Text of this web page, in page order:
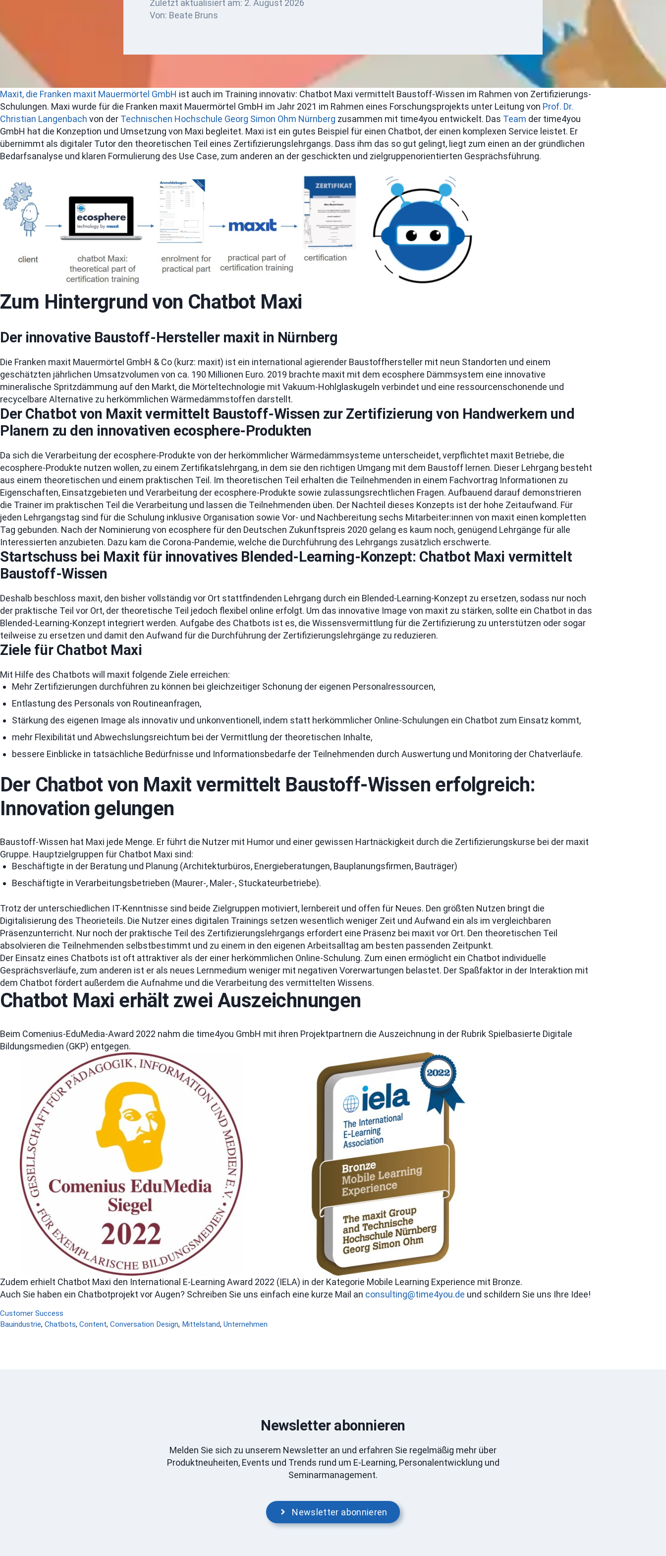
Zuletzt aktualisiert am: 2. August 2026
Von: Beate Bruns
Maxit, die Franken maxit Mauermörtel GmbH ist auch im Training innovativ: Chatbot Maxi vermittelt Baustoff-Wissen im Rahmen von Zertifizierungs-
Schulungen. Maxi wurde für die Franken maxit Mauermörtel GmbH im Jahr 2021 im Rahmen eines Forschungsprojekts unter Leitung von Prof. Dr.
Christian Langenbach von der Technischen Hochschule Georg Simon Ohm Nürnberg zusammen mit time4you entwickelt. Das Team der time4you
GmbH hat die Konzeption und Umsetzung von Maxi begleitet. Maxi ist ein gutes Beispiel für einen Chatbot, der einen komplexen Service leistet. Er
übernimmt als digitaler Tutor den theoretischen Teil eines Zertifizierungslehrgangs. Dass ihm das so gut gelingt, liegt zum einen an der gründlichen
Bedarfsanalyse und klaren Formulierung des Use Case, zum anderen an der geschickten und zielgruppenorientierten Gesprächsführung.
Zum Hintergrund von Chatbot Maxi
Der innovative Baustoff-Hersteller maxit in Nürnberg
Die Franken maxit Mauermörtel GmbH & Co (kurz: maxit) ist ein international agierender Baustoffhersteller mit neun Standorten und einem
geschätzten jährlichen Umsatzvolumen von ca. 190 Millionen Euro. 2019 brachte maxit mit dem ecosphere Dämmsystem eine innovative
mineralische Spritzdämmung auf den Markt, die Mörteltechnologie mit Vakuum-Hohlglaskugeln verbindet und eine ressourcenschonende und
recycelbare Alternative zu herkömmlichen Wärmedämmstoffen darstellt.
Der Chatbot von Maxit vermittelt Baustoff-Wissen zur Zertifizierung von Handwerkern und
Planern zu den innovativen ecosphere-Produkten
Da sich die Verarbeitung der ecosphere-Produkte von der herkömmlicher Wärmedämmsysteme unterscheidet, verpflichtet maxit Betriebe, die
ecosphere-Produkte nutzen wollen, zu einem Zertifikatslehrgang, in dem sie den richtigen Umgang mit dem Baustoff lernen. Dieser Lehrgang besteht
aus einem theoretischen und einem praktischen Teil. Im theoretischen Teil erhalten die Teilnehmenden in einem Fachvortrag Informationen zu
Eigenschaften, Einsatzgebieten und Verarbeitung der ecosphere-Produkte sowie zulassungsrechtlichen Fragen. Aufbauend darauf demonstrieren
die Trainer im praktischen Teil die Verarbeitung und lassen die Teilnehmenden üben. Der Nachteil dieses Konzepts ist der hohe Zeitaufwand. Für
jeden Lehrgangstag sind für die Schulung inklusive Organisation sowie Vor- und Nachbereitung sechs Mitarbeiter:innen von maxit einen kompletten
Tag gebunden. Nach der Nominierung von ecosphere für den Deutschen Zukunftspreis 2020 gelang es kaum noch, genügend Lehrgänge für alle
Interessierten anzubieten. Dazu kam die Corona-Pandemie, welche die Durchführung des Lehrgangs zusätzlich erschwerte.
Startschuss bei Maxit für innovatives Blended-Learning-Konzept: Chatbot Maxi vermittelt
Baustoff-Wissen
Deshalb beschloss maxit, den bisher vollständig vor Ort stattfindenden Lehrgang durch ein Blended-Learning-Konzept zu ersetzen, sodass nur noch
der praktische Teil vor Ort, der theoretische Teil jedoch flexibel online erfolgt. Um das innovative Image von maxit zu stärken, sollte ein Chatbot in das
Blended-Learning-Konzept integriert werden. Aufgabe des Chatbots ist es, die Wissensvermittlung für die Zertifizierung zu unterstützen oder sogar
teilweise zu ersetzen und damit den Aufwand für die Durchführung der Zertifizierungslehrgänge zu reduzieren.
Ziele für Chatbot Maxi
Mit Hilfe des Chatbots will maxit folgende Ziele erreichen:
Mehr Zertifizierungen durchführen zu können bei gleichzeitiger Schonung der eigenen Personalressourcen,
Entlastung des Personals von Routineanfragen,
Stärkung des eigenen Image als innovativ und unkonventionell, indem statt herkömmlicher Online-Schulungen ein Chatbot zum Einsatz kommt,
mehr Flexibilität und Abwechslungsreichtum bei der Vermittlung der theoretischen Inhalte,
bessere Einblicke in tatsächliche Bedürfnisse und Informationsbedarfe der Teilnehmenden durch Auswertung und Monitoring der Chatverläufe.
Der Chatbot von Maxit vermittelt Baustoff-Wissen erfolgreich:
Innovation gelungen
Baustoff-Wissen hat Maxi jede Menge. Er führt die Nutzer mit Humor und einer gewissen Hartnäckigkeit durch die Zertifizierungskurse bei der maxit
Gruppe. Hauptzielgruppen für Chatbot Maxi sind:
Beschäftigte in der Beratung und Planung (Architekturbüros, Energieberatungen, Bauplanungsfirmen, Bauträger)
Beschäftigte in Verarbeitungsbetrieben (Maurer-, Maler-, Stuckateurbetriebe).
Trotz der unterschiedlichen IT-Kenntnisse sind beide Zielgruppen motiviert, lernbereit und offen für Neues. Den größten Nutzen bringt die
Digitalisierung des Theorieteils. Die Nutzer eines digitalen Trainings setzen wesentlich weniger Zeit und Aufwand ein als im vergleichbaren
Präsenzunterricht. Nur noch der praktische Teil des Zertifizierungslehrgangs erfordert eine Präsenz bei maxit vor Ort. Den theoretischen Teil
absolvieren die Teilnehmenden selbstbestimmt und zu einem in den eigenen Arbeitsalltag am besten passenden Zeitpunkt.
Der Einsatz eines Chatbots ist oft attraktiver als der einer herkömmlichen Online-Schulung. Zum einen ermöglicht ein Chatbot individuelle
Gesprächsverläufe, zum anderen ist er als neues Lernmedium weniger mit negativen Vorerwartungen belastet. Der Spaßfaktor in der Interaktion mit
dem Chatbot fördert außerdem die Aufnahme und die Verarbeitung des vermittelten Wissens.
Chatbot Maxi erhält zwei Auszeichnungen
Beim Comenius-EduMedia-Award 2022 nahm die time4you GmbH mit ihren Projektpartnern die Auszeichnung in der Rubrik Spielbasierte Digitale
Bildungsmedien (GKP) entgegen.
Zudem erhielt Chatbot Maxi den International E-Learning Award 2022 (IELA) in der Kategorie Mobile Learning Experience mit Bronze.
Auch Sie haben ein Chatbotprojekt vor Augen? Schreiben Sie uns einfach eine kurze Mail an consulting@time4you.de und schildern Sie uns Ihre Idee!
Kategorien
Customer Success
Schlagwörter
Bauindustrie, Chatbots, Content, Conversation Design, Mittelstand, Unternehmen
Newsletter abonnieren
Melden Sie sich zu unserem Newsletter an und erfahren Sie regelmäßig mehr über
Produktneuheiten, Events und Trends rund um E-Learning, Personalentwicklung und
Seminarmanagement.
Newsletter abonnieren